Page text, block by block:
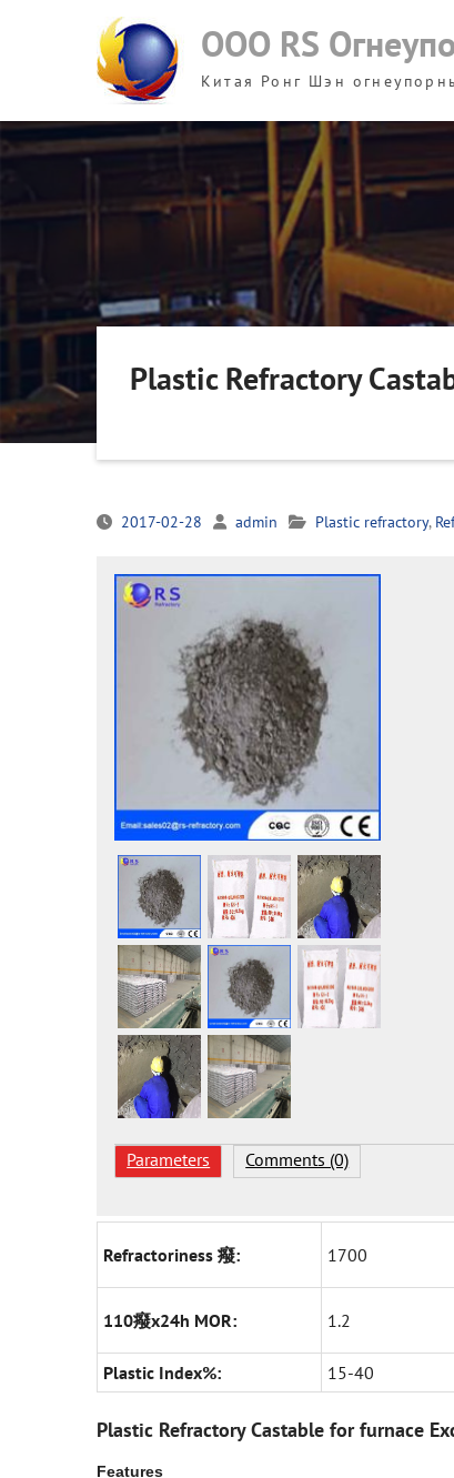
ООО RS
Китая Ронг Шэн
Plastic Refractory
2017-02-28 admin Plastic refractory,
Parameters Comments (0)
Refractoriness 癈: 1700
110癈x24h MOR: 1.2
Plastic Index%: 15-40
Plastic Refractory Castable for furnace
Features